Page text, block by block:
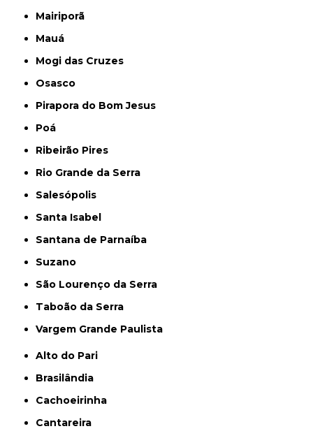
Mairiporã
Mauá
Mogi das Cruzes
Osasco
Pirapora do Bom Jesus
Poá
Ribeirão Pires
Rio Grande da Serra
Salesópolis
Santa Isabel
Santana de Parnaíba
Suzano
São Lourenço da Serra
Taboão da Serra
Vargem Grande Paulista
Alto do Pari
Brasilândia
Cachoeirinha
Cantareira